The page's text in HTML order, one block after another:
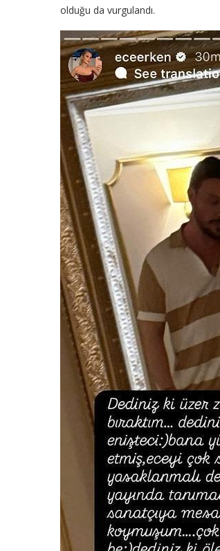
olduğu da vurgulandı.